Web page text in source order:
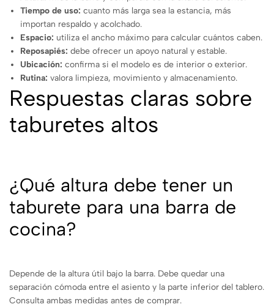
Tiempo de uso: cuanto más larga sea la estancia, más
importan respaldo y acolchado.
Espacio: utiliza el ancho máximo para calcular cuántos caben.
Reposapiés: debe ofrecer un apoyo natural y estable.
Ubicación: confirma si el modelo es de interior o exterior.
Rutina: valora limpieza, movimiento y almacenamiento.
Respuestas claras sobre
taburetes altos
¿Qué altura debe tener un
taburete para una barra de
cocina?
Depende de la altura útil bajo la barra. Debe quedar una
separación cómoda entre el asiento y la parte inferior del tablero.
Consulta ambas medidas antes de comprar.